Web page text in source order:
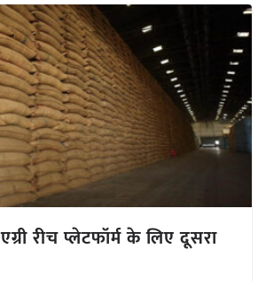
रीच प्लेटफॉर्म के लिए दूसरा